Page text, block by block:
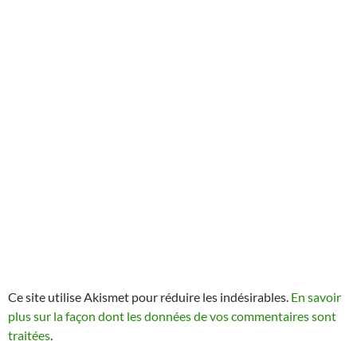
Ce site utilise Akismet pour réduire les indésirables. En savoir
plus sur la façon dont les données de vos commentaires sont
traitées.